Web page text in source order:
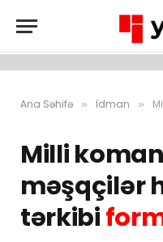
Ana Səhifə » İdman »
Milli
məşqçilər
tərkibi